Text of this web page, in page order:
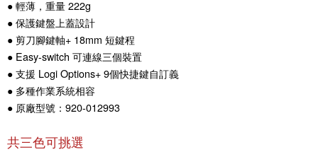
● 輕薄，重量 222g
● 保護鍵盤上蓋設計
● 剪刀腳鍵軸+ 18mm 短鍵程
● Easy-switch 可連線三個裝置
● 支援 Logi Options+ 9個快捷鍵自訂義
● 多種作業系統相容
● 原廠型號：920-012993
共三色可挑選